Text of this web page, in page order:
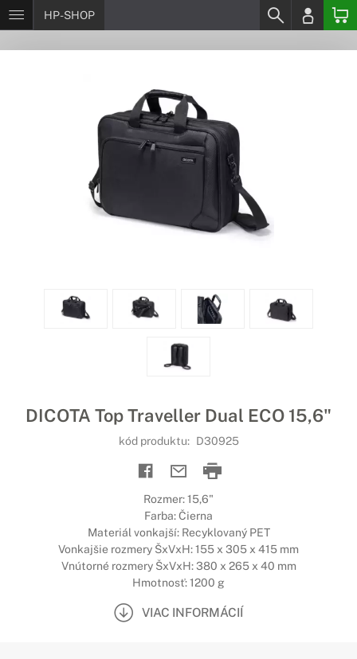
HP-SHOP
DICOTA Top Traveller Dual ECO 15,6"
kód produktu: D30925
Rozmer: 15,6"
Farba: Čierna
Materiál vonkajší: Recyklovaný PET
Vonkajšie rozmery ŠxVxH: 155 x 305 x 415 mm
Vnútorné rozmery ŠxVxH: 380 x 265 x 40 mm
Hmotnosť: 1200 g
VIAC INFORMÁCIÍ